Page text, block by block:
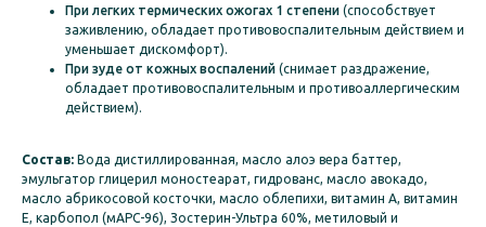
При легких термических ожогах 1 степени (способствует
заживлению, обладает противовоспалительным действием и
уменьшает дискомфорт).
При зуде от кожных воспалений (снимает раздражение,
обладает противовоспалительным и противоаллергическим
действием).
Состав: Вода дистиллированная, масло алоэ вера баттер,
эмульгатор глицерил моностеарат, гидрованс, масло авокадо,
масло абрикосовой косточки, масло облепихи, витамин А, витамин
Е, карбопол (мАРС-96), Зостерин-Ультра 60%, метиловый и